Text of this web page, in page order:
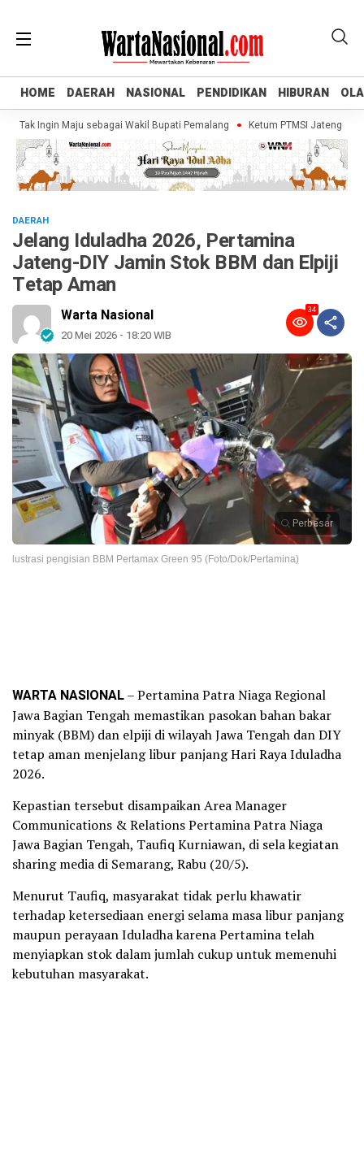
HOME DAERAH NASIONAL PENDIDIKAN HIBURAN
HOME DAERAH NASIONAL PENDIDIKAN HIBURAN
Ingin Maju sebagai Wakil Bupati Pemalang Ketum PTMSI Jateng Tinjau
DAERAH
Jelang Iduladha 2026, Pertamina
Jateng-DIY Jamin Stok BBM dan Elpiji
Tetap Aman
Warta Nasional
20 Mei 2026 - 18:20 WIB
34
Perbesar
lustrasi pengisian BBM Pertamax Green 95 (Foto/Dok/Pertamina)
WARTA NASIONAL– Pertamina Patra Niaga Regional
Jawa Bagian Tengah memastikan pasokan bahan bakar
minyak (BBM) dan elpiji di wilayah Jawa Tengah dan DIY
tetap aman menjelang libur panjang Hari Raya Iduladha
2026.
Kepastian tersebut disampaikan Area Manager
Communications & Relations Pertamina Patra Niaga
Jawa Bagian Tengah, Taufiq Kurniawan, di sela kegiatan
sharing media di Semarang, Rabu (20/5).
Menurut Taufiq, masyarakat tidak perlu khawatir
terhadap ketersediaan energi selama masa libur panjang
maupun perayaan Iduladha karena Pertamina telah
menyiapkan stok dalam jumlah cukup untuk memenuhi
kebutuhan masyarakat.